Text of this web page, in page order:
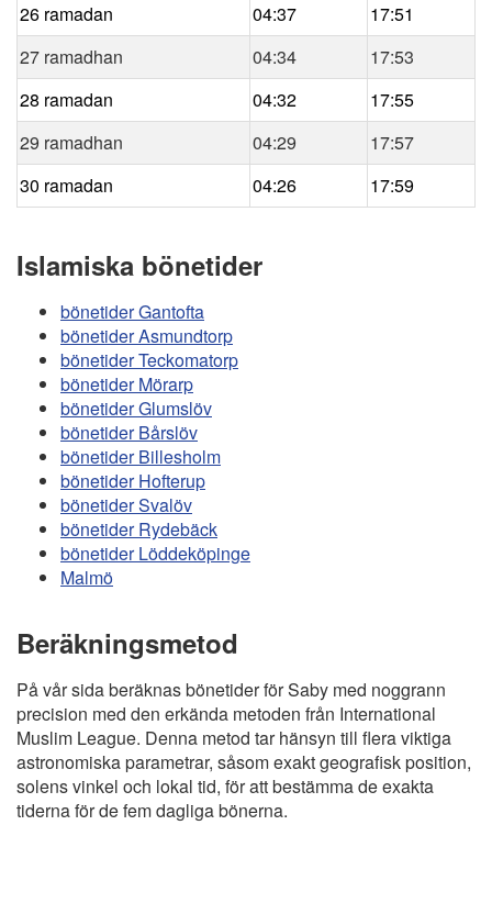
26 ramadan
04:37
17:51
27 ramadhan
04:34
17:53
28 ramadan
04:32
17:55
29 ramadhan
04:29
17:57
30 ramadan
04:26 17:59
Islamiska bönetider
bönetider Gantofta
bönetider Asmundtorp
bönetider Teckomatorp
bönetider Mörarp
bönetider Glumslöv
bönetider Bårslöv
bönetider Billesholm
bönetider Hofterup
bönetider Svalöv
bönetider Rydebäck
bönetider Löddeköpinge
Malmö
Beräkningsmetod
På vår sida beräknas bönetider för Saby med noggrann
precision med den erkända metoden från International
Muslim League. Denna metod tar hänsyn till flera viktiga
astronomiska parametrar, såsom exakt geografisk position,
solens vinkel och lokal tid, för att bestämma de exakta
tiderna för de fem dagliga bönerna.